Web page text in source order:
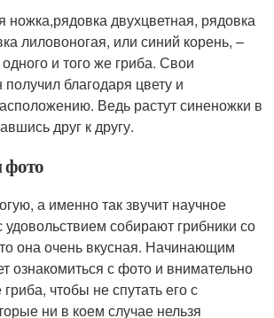
ножка,рядовка двухцветная, рядовка
лиловоногая, или синий корень, –
и того же гриба. Свои
благодаря цвету и
Ведь растут синеножки в
друг к другу.
а именно так звучит научное
удовольствием собирают грибники со
она очень вкусная. Начинающим
ознакомиться с фото и внимательно
чтобы не спутать его с
ни в коем случае нельзя